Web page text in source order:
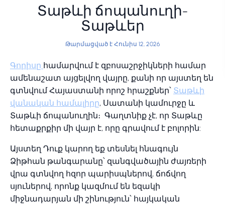
Տաթևի ճոպանուղի-
Տաթևեր
Թարմացված է Հունիս 12, 2026
Գորիսը համարվում է զբոսաշրջիկների համար
ամենաշատ այցելվող վայրը, քանի որ այստեղ են
գտնվում Հայաստանի որոշ հրաշքներ՝ Տաթևի
վանական համալիրը, Սատանի կամուրջը և
Տաթևի ճոպանուղին։ Գաղտնիք չէ, որ Տաթևը
հետաքրքիր մի վայր է, որը գրավում է բոլորին:
Այստեղ Դուք կարող եք տեսնել հնագույն
Ձիթհան թանգարանը՝ զանգվածային ժայռերի
վրա գտնվող հզոր պարիսպներով, ճոճվող
սյուներով, որոնք կազմում են եզակի
միջնադարյան մի շինություն՝ հայկական